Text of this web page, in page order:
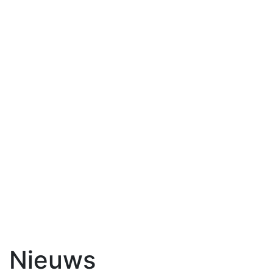
Nieuws